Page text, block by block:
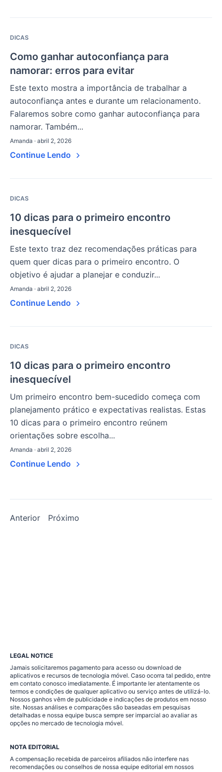
DICAS
Como ganhar autoconfiança para
namorar: erros para evitar
Este texto mostra a importância de trabalhar a
autoconfiança antes e durante um relacionamento.
Falaremos sobre como ganhar autoconfiança para
namorar. Também...
Amanda · abril 2, 2026
Continue Lendo
DICAS
10 dicas para o primeiro encontro
inesquecível
Este texto traz dez recomendações práticas para
quem quer dicas para o primeiro encontro. O
objetivo é ajudar a planejar e conduzir...
Amanda · abril 2, 2026
Continue Lendo
DICAS
10 dicas para o primeiro encontro
inesquecível
Um primeiro encontro bem-sucedido começa com
planejamento prático e expectativas realistas. Estas
10 dicas para o primeiro encontro reúnem
orientações sobre escolha...
Amanda · abril 2, 2026
Continue Lendo
Os
incorporado
(por
exemplo,
vídeos,
artigos,
Anterior Próximo
LEGAL NOTICE
Jamais solicitaremos pagamento para acesso ou download de
aplicativos e recursos de tecnologia móvel. Caso ocorra tal pedido, entre
em contato conosco imediatamente. É importante ler atentamente os
termos e condições de qualquer aplicativo ou serviço antes de utilizá-lo.
Nossos ganhos vêm de publicidade e indicações de produtos em nosso
site. Nossas análises e comparações são baseadas em pesquisas
detalhadas e nossa equipe busca sempre ser imparcial ao avaliar as
opções no mercado de tecnologia móvel.
NOTA EDITORIAL
A compensação recebida de parceiros afiliados não interfere nas
recomendações ou conselhos de nossa equipe editorial em nossos